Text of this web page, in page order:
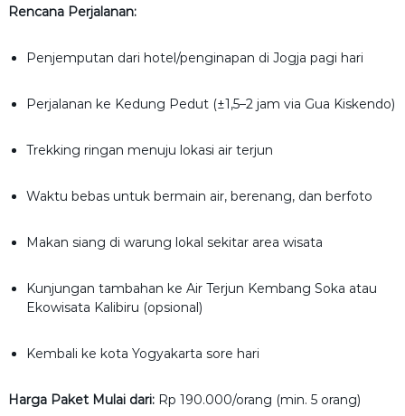
Rencana Perjalanan:
Penjemputan dari hotel/penginapan di Jogja pagi hari
Perjalanan ke Kedung Pedut (±1,5–2 jam via Gua Kiskendo)
Trekking ringan menuju lokasi air terjun
Waktu bebas untuk bermain air, berenang, dan berfoto
Makan siang di warung lokal sekitar area wisata
Kunjungan tambahan ke Air Terjun Kembang Soka atau
Ekowisata Kalibiru (opsional)
Kembali ke kota Yogyakarta sore hari
Harga Paket Mulai dari:Rp 190.000/orang (min. 5 orang)